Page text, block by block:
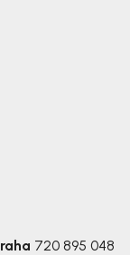
720 895 048